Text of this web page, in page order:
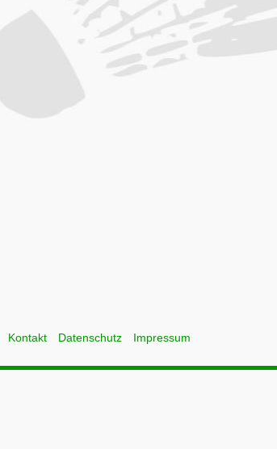
Kontakt Datenschutz Impressum